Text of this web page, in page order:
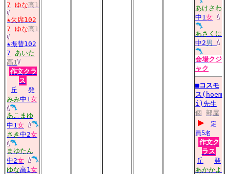
7 ゆな高1
★欠席102
7 ゆな高1
★振替102
7
あいた
高1
作文クラ
ス
丘
発
みみ中1 女
あこまゆ
中1 女
さき 中2女
まゆたん
中2女
ゆな高1 女
あけさわ
中1 女
あさくに
中2男
会場クジ
ャク
■コスモ
ス (hoem
i)先生
個 部屋
▶
定
員5名
作文ク
ラス
丘
発
あかかよ